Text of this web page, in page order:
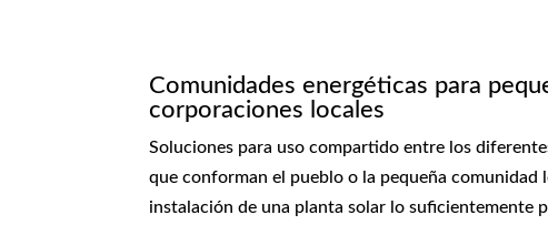
Comunidades energéticas para
corporaciones locales
Soluciones para uso compartido entre los
que conforman el pueblo o la pequeña comunidad
instalación de una planta solar lo suficientemente